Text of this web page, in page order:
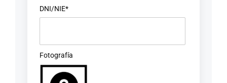
DNI/NIE*
Fotografía